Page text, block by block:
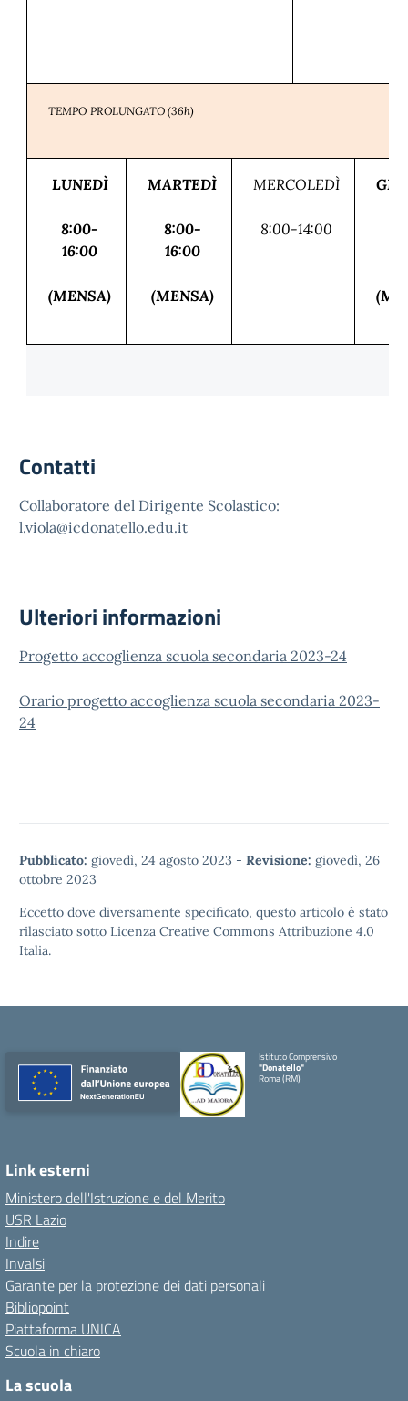
TEMPO PROLUNGATO (36h)
LUNEDÌ
8:00-
16:00
(MENSA)
MARTEDÌ
8:00-
16:00
(MENSA)
MERCOLEDÌ
8:00-14:00
Contatti
Collaboratore del Dirigente Scolastico:
l.viola@icdonatello.edu.it
Ulteriori informazioni
Progetto accoglienza scuola secondaria 2023-24
Orario progetto accoglienza scuola secondaria 2023-
24
Pubblicato: giovedì, 24 agosto 2023 - Revisione: giovedì, 26
ottobre 2023
Eccetto dove diversamente specificato, questo articolo è stato
rilasciato sotto Licenza Creative Commons Attribuzione 4.0
Italia.
Istituto Comprensivo
"Donatello"
Roma (RM)
Link esterni
Ministero dell'Istruzione e del Merito
USR Lazio
Indire
Invalsi
Garante per la protezione dei dati personali
Bibliopoint
Piattaforma UNICA
Scuola in chiaro
La scuola